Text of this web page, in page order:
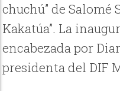
chuchú” de Salomé
Kakatúa”. La
encabezada por
presidenta del DIF